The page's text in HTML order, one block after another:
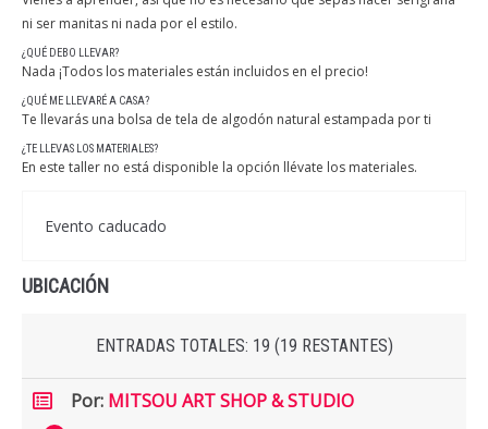
ni ser manitas ni nada por el estilo.
¿QUÉ DEBO LLEVAR?
Nada ¡Todos los materiales están incluidos en el precio!
¿QUÉ ME LLEVARÉ A CASA?
Te llevarás una bolsa de tela de algodón natural estampada por ti
¿TE LLEVAS LOS MATERIALES?
En este taller no está disponible la opción llévate los materiales.
Evento caducado
UBICACIÓN
ENTRADAS TOTALES: 19 (19 RESTANTES)
Por: MITSOU ART SHOP & STUDIO